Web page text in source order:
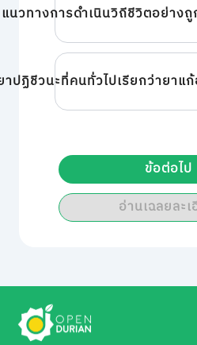
แนวทางการดำเนินวิถีชีวิตอย่าง
าปฏิชีวนะที่คนทั่วไปเรียกว่ายาแ
อ่านเฉลยละ
ข้อต่อไป